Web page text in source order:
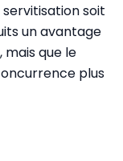
soit
un avantage
que le
plus